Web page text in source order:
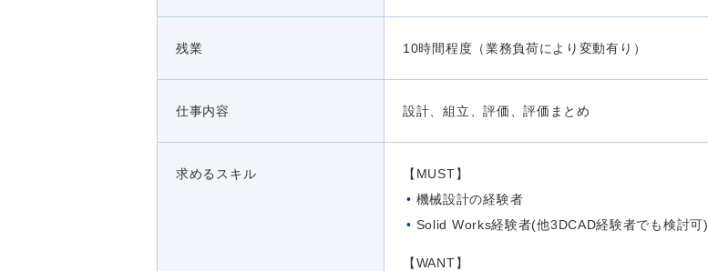
残業 10時間程度（業務負荷により変動有り）
仕事内容 設計、組立、評価、評価まとめ
求めるスキル
【MUST】
機械設計の経験者
Solid Works経験者(他3DCAD経験者でも検討可)
【WANT】